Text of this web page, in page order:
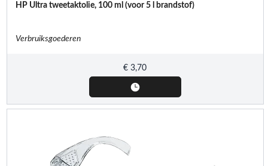
HP Ultra tweetaktolie, 100 ml (voor 5 l brandstof)
Verbruiksgoederen
€ 3,70